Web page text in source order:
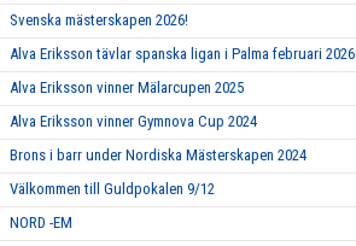
Svenska mästerskapen 2026!
Alva Eriksson tävlar spanska ligan i Palma februari 2026
Alva Eriksson vinner Mälarcupen 2025
Alva Eriksson vinner Gymnova Cup 2024
Brons i barr under Nordiska Mästerskapen 2024
Välkommen till Guldpokalen 9/12
NORD -EM